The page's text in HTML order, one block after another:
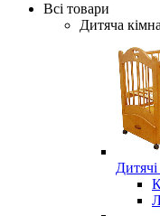
Всі товари
Дитяча